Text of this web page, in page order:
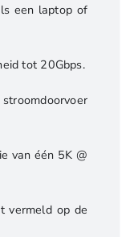
een laptop of
tot 20Gbps.
van één 5K @
vermeld op de